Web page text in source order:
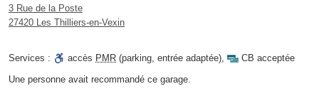
3 Rue de la Poste
27420 Les Thilliers-en-Vexin
Services : accès PMR (parking, entrée adaptée),
CB acceptée
Une personne avait recommandé ce garage.